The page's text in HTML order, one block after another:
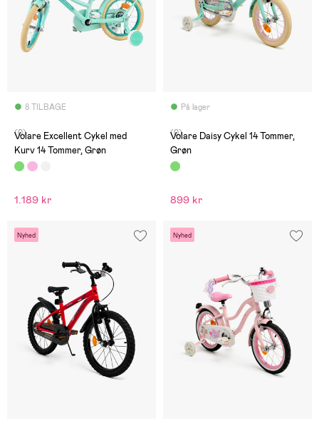
8 TILBAGE
(0)
Volare Excellent Cykel med
Kurv 14 Tommer, Grøn
1.189 kr
På lager
(0)
Volare Daisy Cykel 14 Tommer,
Grøn
899 kr
Nyhed Nyhed